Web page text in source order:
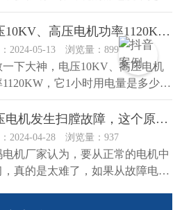
是，这很可能是电机存在潜在故...
电压10KV、高压电机功率1120KW，它1小时用电量是多？
2024-05-13 浏览量：899
一下大神，电压10KV、高压电机
1120KW，它1小时用电量是多少？
新人一枚，请勿喷我！...
高压电机发生扫膛故障，这个原因谁会想得到？
2024-04-28 浏览量：937
电机厂家认为，要从正常的电机中
，真的是太难了，如果从故障电机